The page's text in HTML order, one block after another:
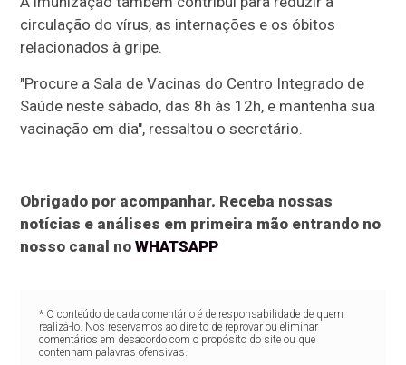
circulação do vírus, as internações e os óbitos
relacionados à gripe.
"Procure a Sala de Vacinas do Centro Integrado de
Saúde neste sábado, das 8h às 12h, e mantenha sua
vacinação em dia", ressaltou o secretário.
Obrigado por acompanhar. Receba nossas
notícias e análises em primeira mão entrando no
nosso canal noWHATSAPP
* O conteúdo de cada comentário é de responsabilidade de quem
realizá-lo. Nos reservamos ao direito de reprovar ou eliminar
comentários em desacordo com o propósito do site ou que
contenham palavras ofensivas.